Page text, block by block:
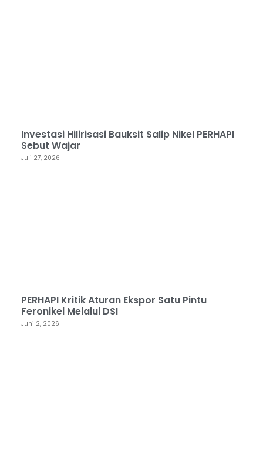
Investasi Hilirisasi Bauksit Salip Nikel PERHAPI
Sebut Wajar
Juli 27, 2026
PERHAPI Kritik Aturan Ekspor Satu Pintu
Feronikel Melalui DSI
Juni 2, 2026